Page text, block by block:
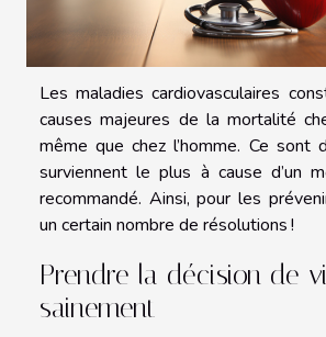
Les maladies cardiovasculaires
causes majeures de la mortalité
même que chez l’homme. Ce sont
surviennent le plus à cause d’un
recommandé. Ainsi, pour les
un certain nombre de résolutions !
Prendre la décision de
sainement